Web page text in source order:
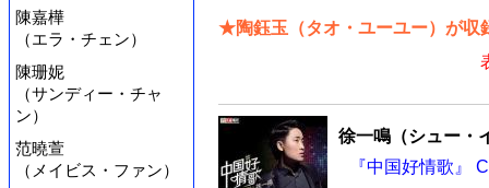
陳嘉樺
（エラ・チェン）
陳珊妮
（サンディー・チャ
ン）
范曉萱
（メイビス・ファン）
★陶鈺玉（タオ・ユーユー）が収
徐一鳴（シュー・
『中国好情歌』